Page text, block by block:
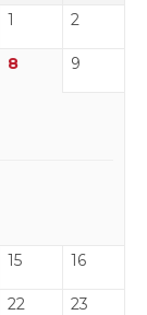
1 2
8 9
15 16
22 23